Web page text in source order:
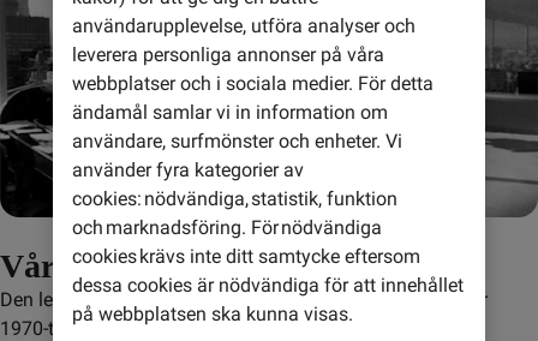
Vår grundare Jan Stenbeck
Den legendariska entreprenören Jan Stenbeck hade under
1970-talet som uttalad strategi att bryta upp de rådande
användarupplevelse, utföra analyser och
leverera personliga annonser på våra
webbplatser och i sociala medier. För detta
ändamål samlar vi in information om
användare, surfmönster och enheter. Vi
använder fyra kategorier av
cookies: nödvändiga, statistik, funktion
och marknadsföring. För nödvändiga
cookies krävs inte ditt samtycke eftersom
dessa cookies är nödvändiga för att innehållet
på webbplatsen ska kunna visas.